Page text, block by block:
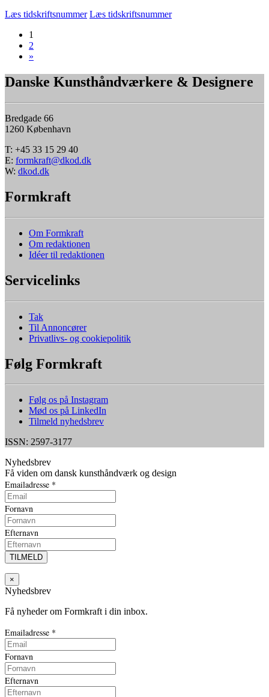
Læs tidskriftsnummer Læs tidskriftsnummer
1
2
»
Danske Kunsthåndværkere & Designere
Bredgade 66
1260 København
T: +45 33 15 29 40
E: formkraft@dkod.dk
W: dkod.dk
Formkraft
Om Formkraft
Om redaktionen
Idéer til redaktionen
Servicelinks
Tak
Til Annoncører
Privatlivs- og cookiepolitik
Følg Formkraft
Følg os på Instagram
Mød os på LinkedIn
Tilmeld nyhedsbrev
ISSN: 2597-3177
Nyhedsbrev
Få viden om dansk kunsthåndværk og design
Emailadresse *
Fornavn
Efternavn
×
Nyhedsbrev
Få nyheder om Formkraft i din inbox.
Emailadresse *
Fornavn
Efternavn